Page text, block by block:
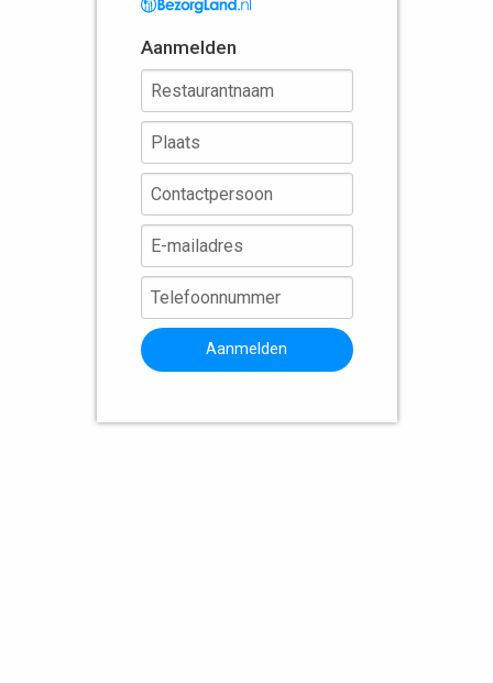
Aanmelden
Aanmelden